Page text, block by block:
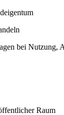
bei Nutzung,
Raum